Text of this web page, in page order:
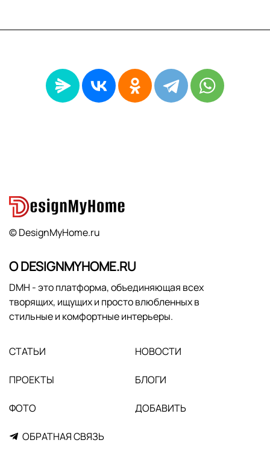
© DesignMyHome.ru
О DESIGNMYHOME.RU
DMH - это платформа, объединяющая всех
творящих, ищущих и просто влюбленных в
стильные и комфортные интерьеры.
СТАТЬИ НОВОСТИ
ПРОЕКТЫ БЛОГИ
ФОТО ДОБАВИТЬ
ОБРАТНАЯ СВЯЗЬ